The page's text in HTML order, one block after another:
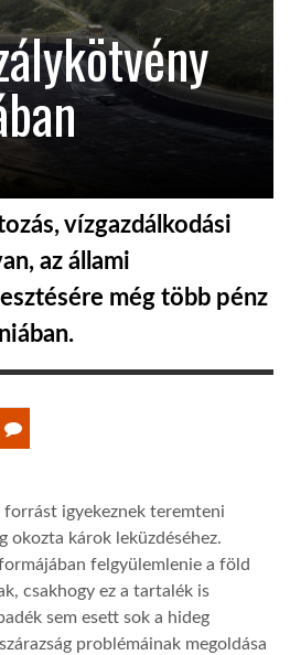
vízgazdálkodási
az állami
még több pénz
forrást igyekeznek teremteni
okozta károk leküzdéséhez.
felgyülemlenie a föld
csakhogy ez a tartalék is
sem esett sok a hideg
problémáinak megoldása